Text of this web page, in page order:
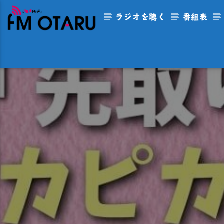
ラジオを聴く 番組表